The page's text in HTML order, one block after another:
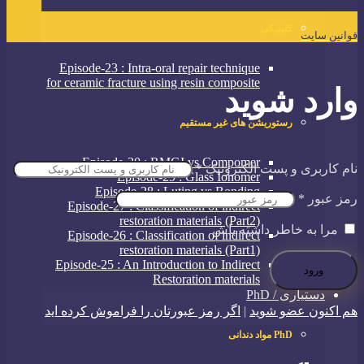
Episode-23 : Intra-oral repair technique
for ceramic fracture using resin composite
رستوریشن های غیر مستقیم
Episode-30 : RMGI vs Compomer
Episode-29 : Glass Ionomer
Episode-28 : Luting vs Bonding
Episode-27 : Classification of indirect
restoration materials (Part2)
Episode-26 : Classification of indirect
restoration materials (Part1)
Episode-25 : An Introduction to Indirect
Restoration materials
دستیاری / PhD
PhD مواد دندانی
قوانین سایت
وارد شوید
نام کاربری و پست الکترونیک*
رمز عبور *
مرا به خاطر داشته باش
هم اکنون عضو شوید | اگر رمز عبورتان را فراموش کرده اید